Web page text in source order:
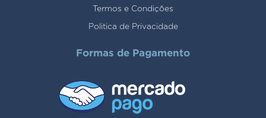
Termos e Condições
Politica de Privacidade
Formas de Pagamento